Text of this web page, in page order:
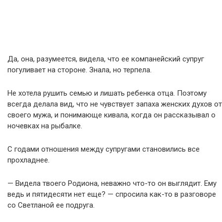
Да, она, разумеется, видела, что ее компанейский супруг
погуливает на стороне. Знала, но терпела.
Не хотела рушить семью и лишать ребенка отца. Поэтому
всегда делала вид, что не чувствует запаха женских духов от
своего мужа, и понимающе кивала, когда он рассказывал о
ночевках на рыбалке.
С годами отношения между супругами становились все
прохладнее.
— Видела твоего Родиона, неважно что-то он выглядит. Ему
ведь и пятидесяти нет еще? — спросила как-то в разговоре
со Светланой ее подруга.